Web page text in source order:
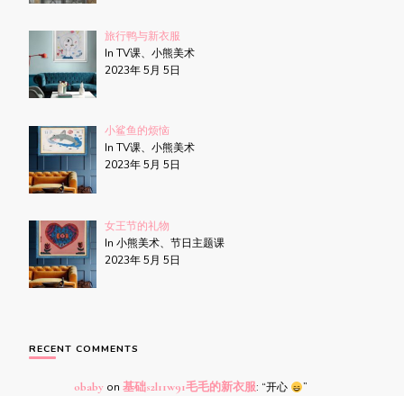
旅行鸭与新衣服
In TV课、小熊美术
2023年 5月 5日
小鲨鱼的烦恼
In TV课、小熊美术
2023年 5月 5日
女王节的礼物
In 小熊美术、节日主题课
2023年 5月 5日
RECENT COMMENTS
obaby on 基础s2l11w91毛毛的新衣服: “开心 ”